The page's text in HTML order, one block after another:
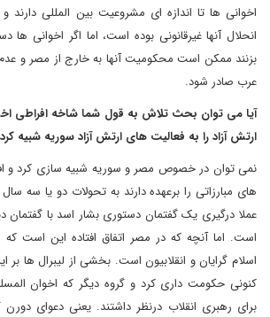
اخوانی ها تا اندازه ای مشروعیت بین المللی دارند
انحلال آنها غیرقانونی بوده است، اما اگر اخوانی
بزنند ممکن است محکومیت آنها به خارج از مصر و
عرب صادر شود.
آیا می توان بحث تلاش به قول شما شاخه افراطی
ارتش آزاد را به فعالیت های ارتش آزاد سوریه شبیه
نمی توان در خصوص مصر و سوریه شبیه سازی کرد و
های مبارزاتی را برعهده دارند به تحولات دو یا سه
عملا درگیری یک گفتمان دستوری بشار اسد با گفتمان
است. اما آنچه که در مصر اتفاق افتاده این است که
اسلام گرایان و انقلابیون است. بخشی از لیبرال ها بر
کنونی حکومت داری کرد و گروه دیگر که اخوان
برای رهبری انقلاب درنظر داشتند. یعنی دعوای دورن